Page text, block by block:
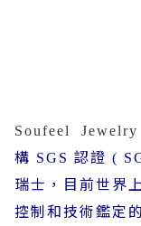
Soufeel Jewelry
構 SGS 認證 (
瑞士，目前世界
控制和技術鑑定